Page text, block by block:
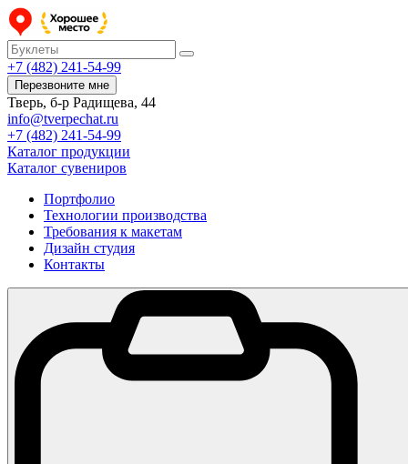
+7 (482) 241-54-99
Перезвоните мне
Тверь, б-р Радищева, 44
info@tverpechat.ru
+7 (482) 241-54-99
Каталог продукции
Каталог сувениров
Портфолио
Технологии производства
Требования к макетам
Дизайн студия
Контакты